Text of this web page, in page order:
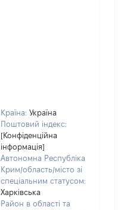
Країна: Україна
Поштовий індекс:
[Конфіденційна
інформація]
Автономна Республіка
Крим/область/місто зі
спеціальним статусом:
Харківська
Район в області та